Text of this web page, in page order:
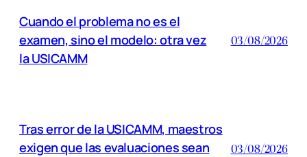
Cuando el problema no es el
examen, sino el modelo: otra vez
la USICAMM
03/08/2026
Tras error de la USICAMM, maestros
exigen que las evaluaciones sean
03/08/2026